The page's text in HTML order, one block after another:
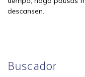
descansen.
Buscador